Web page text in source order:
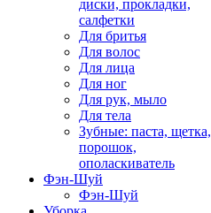
диски, прокладки,
салфетки
Для бритья
Для волос
Для лица
Для ног
Для рук, мыло
Для тела
Зубные: паста, щетка,
порошок,
ополаскиватель
Фэн-Шуй
Фэн-Шуй